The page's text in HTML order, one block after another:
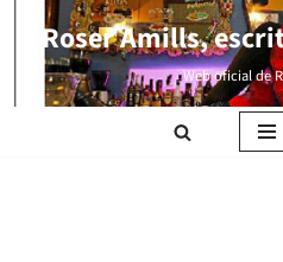
Saltar
Roser Amills,
Web oficial de